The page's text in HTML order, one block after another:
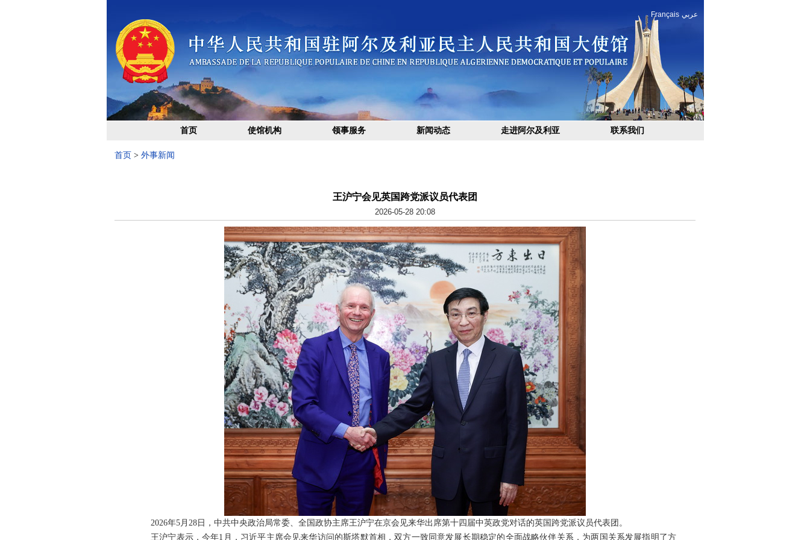
Français عربي
首页 使馆机构 领事服务 新闻动态 走进阿尔及利亚 联系我们
首页 > 外事新闻
王沪宁会见英国跨党派议员代表团
2026-05-28 20:08
2026年5月28日，中共中央政治局常委、全国政协主席王沪宁在京会见来华出席第十四届中英政党对话的英国跨党派议员代表团。
王沪宁表示，今年1月，习近平主席会见来华访问的斯塔默首相，双方一致同意发展长期稳定的全面战略伙伴关系，为两国关系发展指明了方